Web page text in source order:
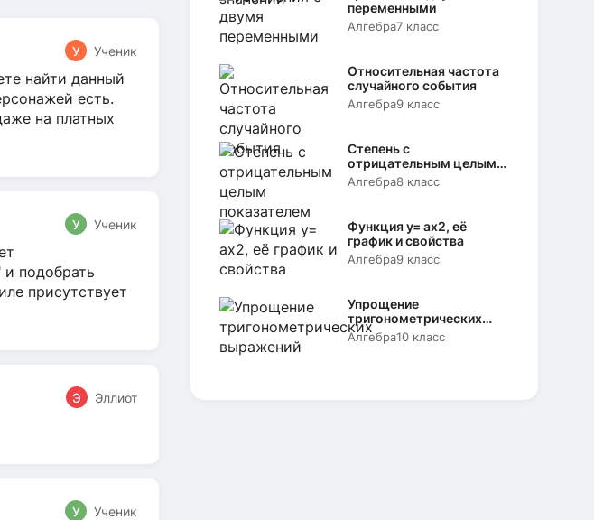
переменными
Алгебра7 класс
Относительная частота
случайного события
Алгебра9 класс
Степень с
отрицательным целым
показателем
Алгебра8 класс
Функция y= аx2, её
график и свойства
Алгебра9 класс
Упрощение
тригонометрических
выражений
Алгебра10 класс
У Ученик
найти данный
есть.
на платных
У Ученик
подобрать
присутствует
Э Эллиот
У Ученик